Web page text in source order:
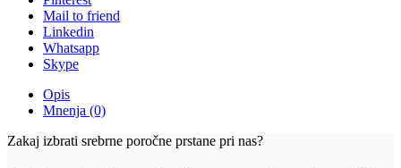
Mail to friend
Linkedin
Whatsapp
Skype
Opis
Mnenja (0)
Zakaj izbrati srebrne poročne prstane pri nas?